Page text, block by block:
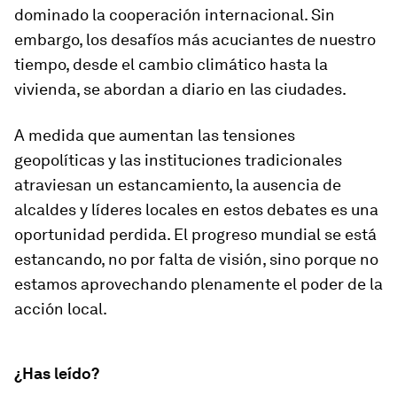
dominado la cooperación internacional. Sin
embargo, los desafíos más acuciantes de nuestro
tiempo, desde el cambio climático hasta la
vivienda, se abordan a diario en las ciudades.
A medida que aumentan las tensiones
geopolíticas y las instituciones tradicionales
atraviesan un estancamiento, la ausencia de
alcaldes y líderes locales en estos debates es una
oportunidad perdida. El progreso mundial se está
estancando, no por falta de visión, sino porque no
estamos aprovechando plenamente el poder de la
acción local.
¿Has leído?